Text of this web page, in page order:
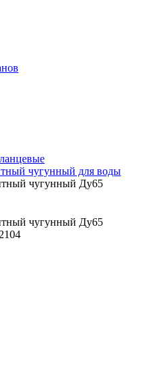
чугунный для воды
чугунный Ду65
чугунный Ду65